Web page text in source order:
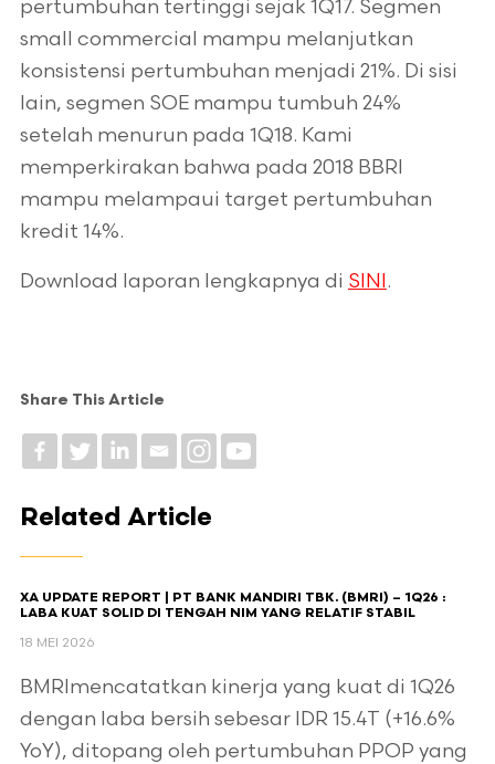
pertumbuhan tertinggi sejak 1Q17. Segmen
small commercial mampu melanjutkan
konsistensi pertumbuhan menjadi 21%. Di sisi
lain, segmen SOE mampu tumbuh 24%
setelah menurun pada 1Q18. Kami
memperkirakan bahwa pada 2018 BBRI
mampu melampaui target pertumbuhan
kredit 14%.
Download laporan lengkapnya di SINI .
Share This Article
Related Article
XA UPDATE REPORT | PT BANK MANDIRI TBK. (BMRI) – 1Q26 :
LABA KUAT SOLID DI TENGAH NIM YANG RELATIF STABIL
18 MEI 2026
BMRImencatatkan kinerja yang kuat di 1Q26
dengan laba bersih sebesar IDR 15.4T (+16.6%
YoY), ditopang oleh pertumbuhan PPOP yang